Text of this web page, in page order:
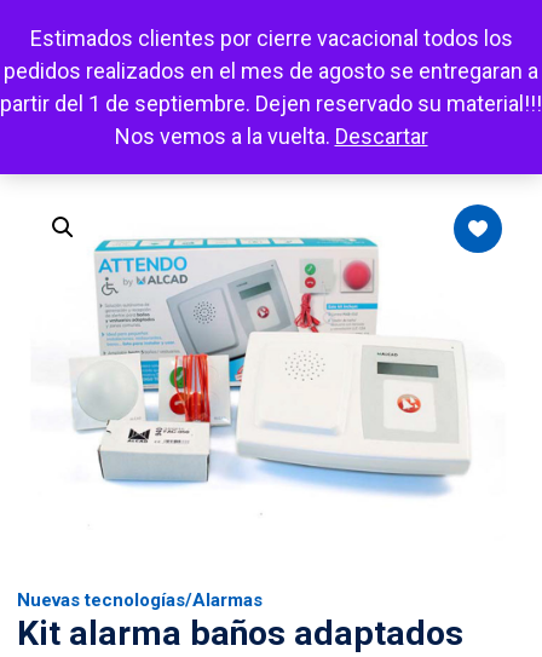
Estimados clientes por cierre vacacional todos los
pedidos realizados en el mes de agosto se entregaran a
partir del 1 de septiembre. Dejen reservado su material!!!
Nos vemos a la vuelta. Descartar
Mi cuenta Carrito Favoritos Escuchar
Nuevas tecnologías/Alarmas
Kit alarma baños adaptados